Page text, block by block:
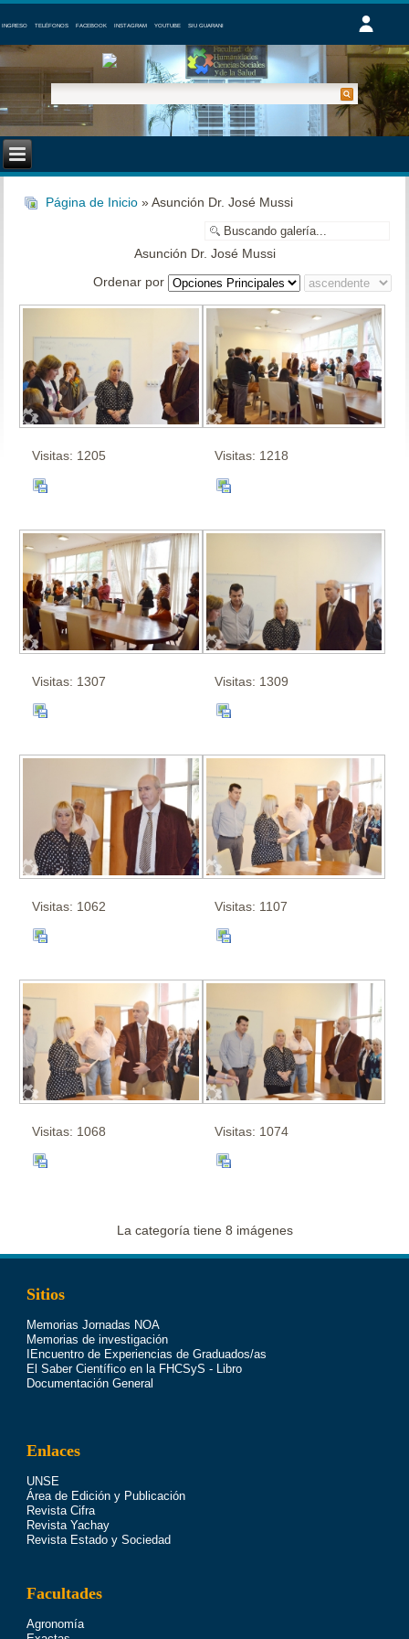
INGRESO TELÉFONOS FACEBOOK INSTAGRAM YOUTUBE SIU GUARANI
Página de Inicio» Asunción Dr. José Mussi
Asunción Dr. José Mussi
Ordenar por
Visitas: 1205 Visitas: 1218
Visitas: 1307 Visitas: 1309
Visitas: 1062 Visitas: 1107
Visitas: 1068 Visitas: 1074
La categoría tiene 8 imágenes
Sitios
Memorias Jornadas NOA
Memorias de investigación
IEncuentro de Experiencias de Graduados/as
El Saber Científico en la FHCSyS - Libro
Documentación General
Enlaces
UNSE
Área de Edición y Publicación
Revista Cifra
Revista Yachay
Revista Estado y Sociedad
Facultades
Agronomía